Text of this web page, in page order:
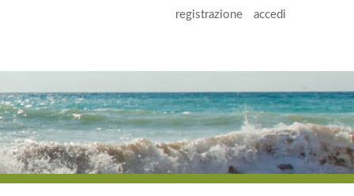
registrazione accedi